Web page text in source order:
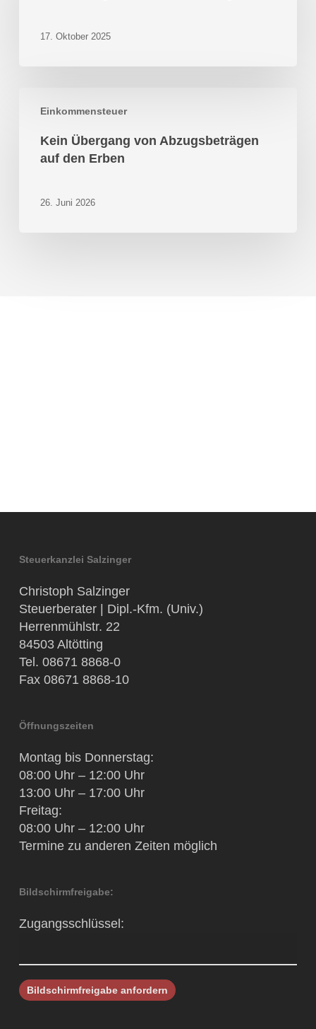
17. Oktober 2025
Einkommensteuer
Übergang
Abzugsbeträgen
Erben
Kein Übergang von Abzugsbeträgen
auf den Erben
26. Juni 2026
Steuerkanzlei Salzinger
Christoph Salzinger
Steuerberater | Dipl.-Kfm. (Univ.)
Herrenmühlstr. 22
84503 Altötting
Tel. 08671 8868-0
Fax 08671 8868-10
Öffnungszeiten
Montag bis Donnerstag:
08:00 Uhr – 12:00 Uhr
13:00 Uhr – 17:00 Uhr
Freitag:
08:00 Uhr – 12:00 Uhr
Termine zu anderen Zeiten möglich
Bildschirmfreigabe:
Zugangsschlüssel: